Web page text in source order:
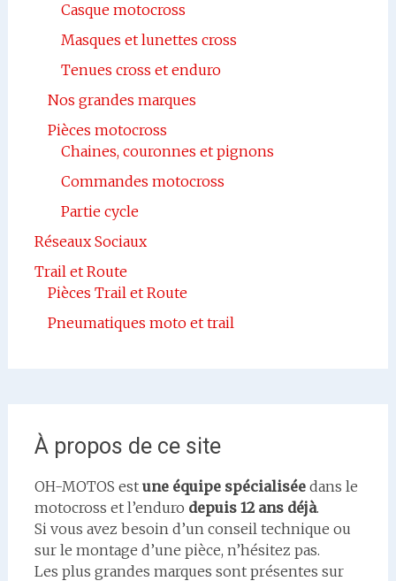
Casque motocross
Masques et lunettes cross
Tenues cross et enduro
Nos grandes marques
Pièces motocross
Chaines, couronnes et pignons
Commandes motocross
Partie cycle
Réseaux Sociaux
Trail et Route
Pièces Trail et Route
Pneumatiques moto et trail
À propos de ce site
OH-MOTOS est une équipe spécialiséedans le
motocross et l’enduro depuis 12 ans déjà.
Si vous avez besoin d’un conseil technique ou
sur le montage d’une pièce, n’hésitez pas.
Les plus grandes marques sont présentes sur